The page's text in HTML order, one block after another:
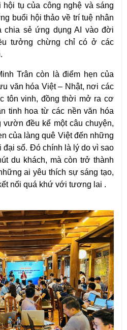
tụ của công nghệ và sáng
buổi hội thảo về trí tuệ nhân
chia sẻ ứng dụng AI vào đời
tưởng chừng chỉ có ở các
Trân còn là điểm hẹn của
văn hóa Việt – Nhật, nơi các
tôn vinh, đồng thời mở ra cơ
tinh hoa từ các nền văn hóa
vườn đều kể một câu chuyện,
của làng quê Việt đến những
số. Đó chính là lý do vì sao
du khách, mà còn trở thành
ai yêu thích sự sáng tạo,
nối quá khứ với tương lai .